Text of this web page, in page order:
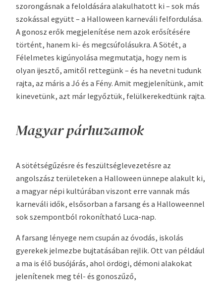
szorongásnak a feloldására alakulhatott ki – sok más
szokással együtt – a Halloween karneváli felfordulása.
A gonosz erők megjelenítése nem azok erősítésére
történt, hanem ki- és megcsúfolásukra. A Sötét, a
Félelmetes kigúnyolása megmutatja, hogy nem is
olyan ijesztő, amitől rettegünk – és ha nevetni tudunk
rajta, az máris a Jó és a Fény. Amit megjelenítünk, amit
kinevetünk, azt már legyőztük, felülkerekedtünk rajta.
Magyar párhuzamok
A sötétségűzésre és feszültséglevezetésre az
angolszász területeken a Halloween ünnepe alakult ki,
a magyar népi kultúrában viszont erre vannak más
karneváli idők, elsősorban a farsang és a Halloweennel
sok szempontból rokonítható Luca-nap.
A farsang lényege nem csupán az óvodás, iskolás
gyerekek jelmezbe bujtatásában rejlik. Ott van például
a ma is élő busójárás, ahol ördögi, démoni alakokat
jelenítenek meg tél- és gonoszűző,